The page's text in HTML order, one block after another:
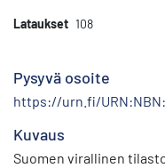
Lataukset 108
Pysyvä osoite
https://urn.fi/
Kuvaus
Suomen virallinen